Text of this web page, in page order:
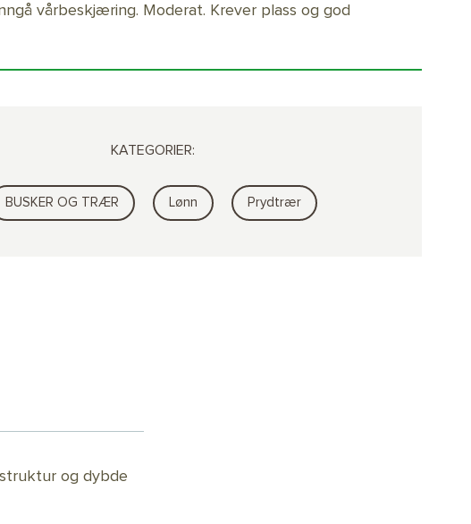
vårbeskjæring. Moderat. Krever plass og god
KATEGORIER:
BUSKER OG TRÆR Lønn Prydtrær
og dybde